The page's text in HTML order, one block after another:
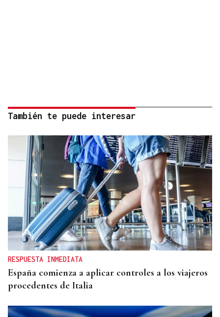
También te puede interesar
RESPUESTA INMEDIATA
España comienza a aplicar controles a los viajeros
procedentes de Italia